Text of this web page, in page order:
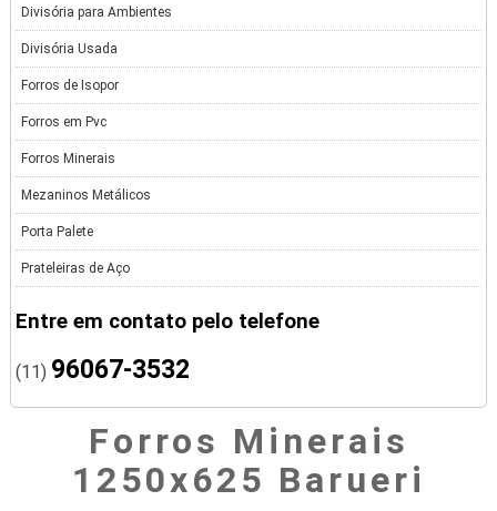
Divisória para Ambientes
Divisória Usada
Forros de Isopor
Forros em Pvc
Forros Minerais
Mezaninos Metálicos
Porta Palete
Prateleiras de Aço
Entre em contato pelo telefone
(11) 96067-3532
Forros Minerais
1250x625 Barueri